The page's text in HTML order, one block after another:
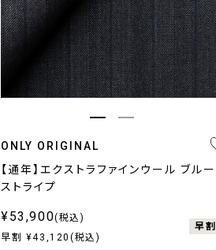
ONLY ORIGINAL
【通年】エクストラファインウール ブルー
ストライプ
¥53,900(税込)
早割 ¥43,120(税込)
早割